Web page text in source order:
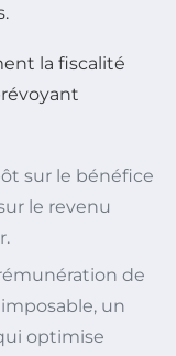
la fiscalité
sur le bénéfice
le revenu
de
un
optimise